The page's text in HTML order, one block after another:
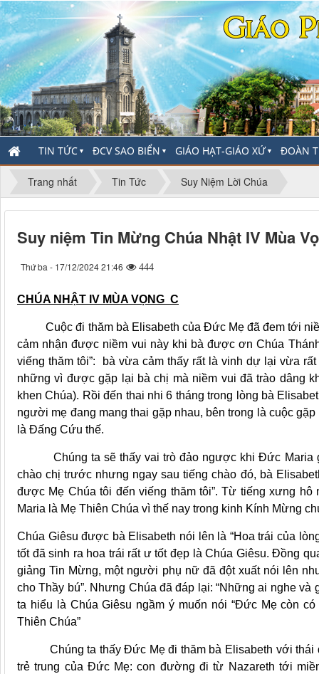
TIN TỨC ▼ ĐCV SAO BIỂN ▼ GIÁO HẠT-GIÁO XỨ▼ ĐOÀN
Trang nhất Tin Tức Suy Niệm Lời Chúa
Suy niệm Tin Mừng Chúa Nhật IV Mùa
Thứ ba - 17/12/2024 21:46 444
CHÚA NHẬT IV MÙA VỌNG C
Cuộc đi thăm bà Elisabeth của Đức Mẹ đã đem tới
cảm nhận được niềm vui này khi bà được ơn Chúa
viếng thăm tôi”: bà vừa cảm thấy rất là vinh dự lại vừa
những vì được gặp lại bà chị mà niềm vui đã trào dâng
khen Chúa). Rồi đến thai nhi 6 tháng trong lòng bà
người mẹ đang mang thai gặp nhau, bên trong là cuộc
là Đấng Cứu thế.
Chúng ta sẽ thấy vai trò đảo ngược khi Đức Maria
chào chị trước nhưng ngay sau tiếng chào đó, bà
được Mẹ Chúa tôi đến viếng thăm tôi”. Từ tiếng xưng
Maria là Mẹ Thiên Chúa vì thế nay trong kinh Kính Mừng
Chúa Giêsu được bà Elisabeth nói lên là “Hoa trái của
tốt đã sinh ra hoa trái rất ư tốt đẹp là Chúa Giêsu. Đồng
giảng Tin Mừng, một người phụ nữ đã đột xuất nói lên
cho Thầy bú”. Nhưng Chúa đã đáp lại: “Những ai nghe
ta hiểu là Chúa Giêsu ngầm ý muốn nói “Đức Mẹ còn
Thiên Chúa”
Chúng ta thấy Đức Mẹ đi thăm bà Elisabeth với thái
trẻ trung của Đức Mẹ: con đường đi từ Nazareth tới